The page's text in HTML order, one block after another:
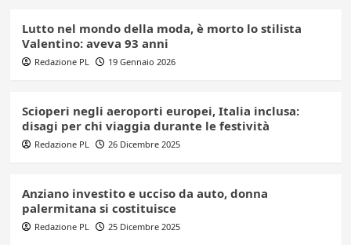
Lutto nel mondo della moda, è morto lo stilista
Valentino: aveva 93 anni
Redazione PL 19 Gennaio 2026
Scioperi negli aeroporti europei, Italia inclusa:
disagi per chi viaggia durante le festività
Redazione PL 26 Dicembre 2025
Anziano investito e ucciso da auto, donna
palermitana si costituisce
Redazione PL 25 Dicembre 2025